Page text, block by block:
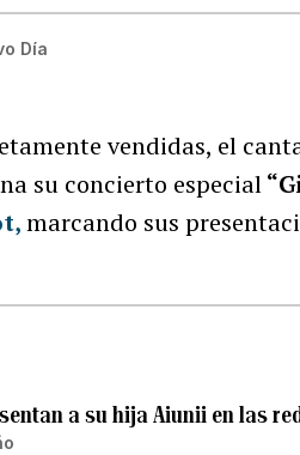
Día
vendidas, el
su concierto especial
,marcando sus
a su hija Aiunii en las